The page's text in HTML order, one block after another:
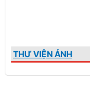
THƯ VIỆN ẢNH